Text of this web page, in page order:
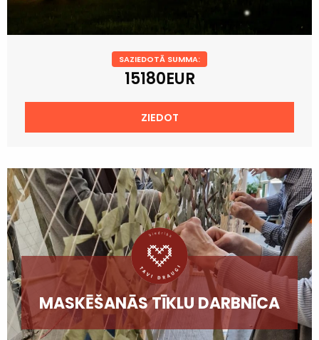
SAZIEDOTĀ SUMMA:
15180EUR
ZIEDOT
MASKĒŠANĀS TĪKLU DARBNĪCA